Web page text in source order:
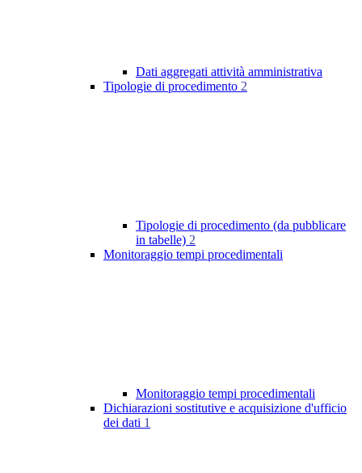
Dati aggregati attività amministrativa
Tipologie di procedimento 2
Tipologie di procedimento (da pubblicare
in tabelle) 2
Monitoraggio tempi procedimentali
Monitoraggio tempi procedimentali
Dichiarazioni sostitutive e acquisizione d'ufficio
dei dati 1